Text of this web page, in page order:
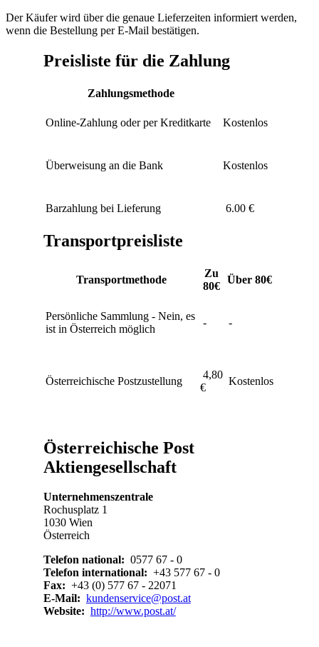
Der Käufer wird über die genaue Lieferzeiten informiert werden,
wenn die Bestellung per E-Mail bestätigen.
Preisliste für die Zahlung
Zahlungsmethode
Online-Zahlung oder per Kreditkarte Kostenlos
Überweisung an die Bank Kostenlos
Barzahlung bei Lieferung 6.00 €
Transportpreisliste
Transportmethode
Zu
80€
Über 80€
Persönliche Sammlung - Nein, es
ist in Österreich möglich
- -
Österreichische Postzustellung
4,80
€
Kostenlos
Österreichische Post
Aktiengesellschaft
Unternehmenszentrale
Rochusplatz 1
1030 Wien
Österreich
Telefon national: 0577 67 - 0
Telefon international: +43 577 67 - 0
Fax: +43 (0) 577 67 - 22071
E-Mail: kundenservice@post.at
Website: http://www.post.at/